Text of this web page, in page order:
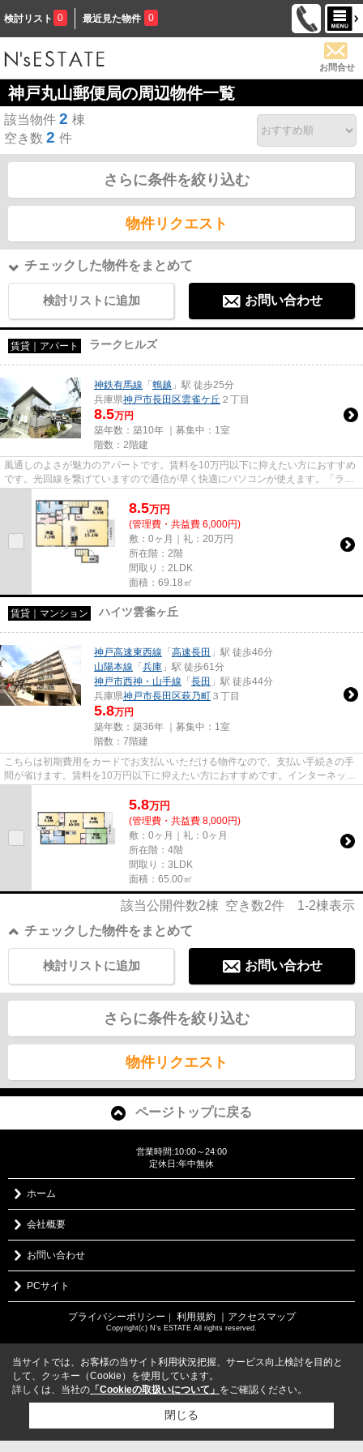
検討リスト 0 最近見た物件 0
お問合せ
神戸丸山郵便局の周辺物件一覧
該当物件 2 棟
空き数 2 件
さらに条件を絞り込む
物件リクエスト
チェックした物件をまとめて
検討リストに追加 お問い合わせ
賃貸｜アパート ラークヒルズ
神鉄有馬線 「 鵯越 」駅 徒歩25分
兵庫県神戸市長田区雲雀ケ丘 ２丁目
8.5万円
築年数：築10年 ｜募集中： 1室
階数：2階建
風通しのよさが魅力のアパートです。賃料を10万円以下に抑えたい方におすすめ
です。光回線を繋げていますので通信が早く快適にパソコンが使えます。「ラー
8.5万円
(管理費・共益費 6,000円)
敷：0ヶ月｜礼：20万円
所在階：2階
間取り：2LDK
面積：69.18㎡
賃貸｜マンション ハイツ雲雀ヶ丘
神戸高速東西線 「 高速長田 」駅 徒歩46分
山陽本線 「 兵庫 」駅 徒歩61分
神戸市西神・山手線 「 長田 」駅 徒歩44分
兵庫県神戸市長田区萩乃町 ３丁目
5.8万円
築年数：築36年 ｜募集中： 1室
階数：7階建
こちらは初期費用をカードでお支払いいただける物件なので、支払い手続きの手
間が省けます。賃料を10万円以下に抑えたい方におすすめです。インターネット
5.8万円
(管理費・共益費 8,000円)
敷：0ヶ月｜礼：0ヶ月
所在階：4階
間取り：3LDK
面積：65.00㎡
該当公開件数2棟 空き数2件 1-2棟表示
チェックした物件をまとめて
お問い合わせ
検討リストに追加
さらに条件を絞り込む
物件リクエスト
ページトップに戻る
営業時間:10:00～24:00
定休日:年中無休
ホーム
会社概要
お問い合わせ
PCサイト
プライバシーポリシー ｜ 利用規約 ｜アクセスマップ
Copyright(c) N's ESTATE All rights reserved.
当サイトでは、お客様の当サイト利用状況把握、サービス向上検討を目的と
して、クッキー（Cookie）を使用しています。
詳しくは、当社の 「Cookieの取扱いについて」 をご確認ください。
閉じる